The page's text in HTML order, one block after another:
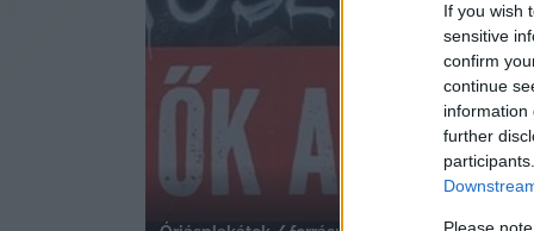
If you wish
sensitive
confirm
continue
information
further